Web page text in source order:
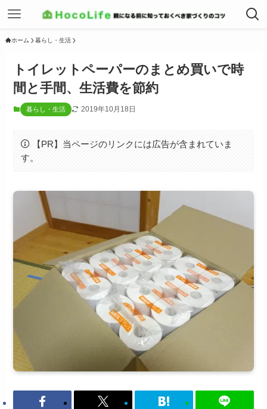
ホーム 暮らし・生活
トイレットペーパーのまとめ買いで時
間と手間、生活費を節約
暮らし・生活 2019年10月18日
【PR】当ページのリンクには広告が含まれていま
す。